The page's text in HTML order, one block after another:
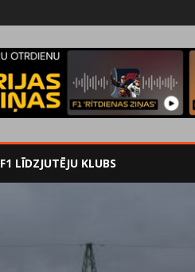
F1 LĪDZJUTĒJU KLUBS